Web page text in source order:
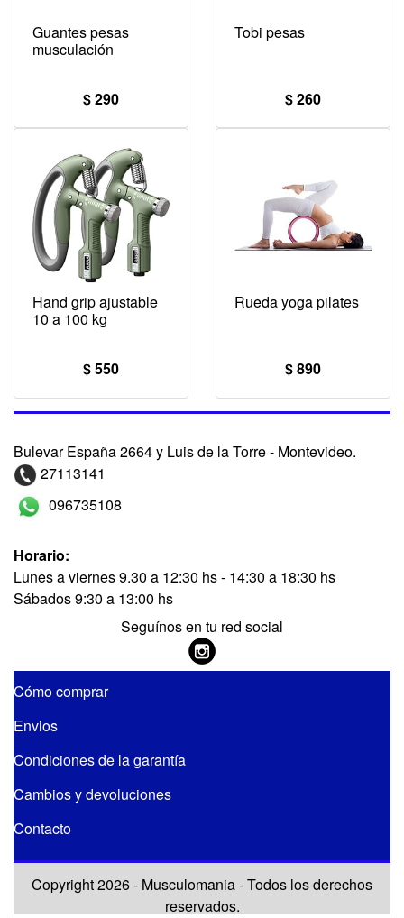
Guantes pesas
musculación
$ 290
Tobi pesas
$ 260
Hand grip ajustable
10 a 100 kg
$ 550
Rueda yoga pilates
$ 890
Bulevar España 2664 y Luis de la Torre - Montevideo.
27113141
096735108
Horario:
Lunes a viernes 9.30 a 12:30 hs - 14:30 a 18:30 hs
Sábados 9:30 a 13:00 hs
Seguínos en tu red social
Cómo comprar
Envios
Condiciones de la garantía
Cambios y devoluciones
Contacto
Copyright 2026 - Musculomania - Todos los derechos
reservados.